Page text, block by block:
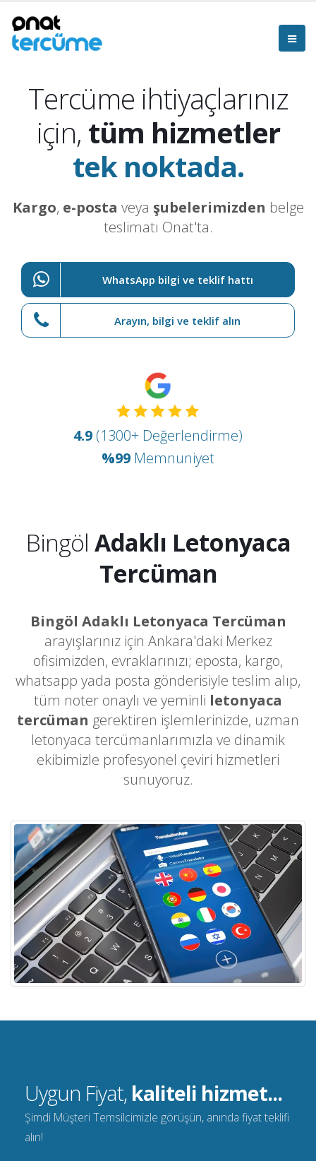
Tercüme ihtiyaçlarınız
için, tüm hizmetler
tek noktada.
Kargo, e-posta veya şubelerimizden belge
teslimatı Onat'ta.
WhatsApp bilgi ve teklif hattı
Arayın, bilgi ve teklif alın
4.9 (1300+ Değerlendirme)
%99 Memnuniyet
Bingöl Adaklı Letonyaca
Tercüman
Bingöl Adaklı Letonyaca Tercüman
arayışlarınız için Ankara'daki Merkez
ofisimizden, evraklarınızı; eposta, kargo,
whatsapp yada posta gönderisiyle teslim alıp,
tüm noter onaylı ve yeminli letonyaca
tercüman gerektiren işlemlerinizde, uzman
letonyaca tercümanlarımızla ve dinamik
ekibimizle profesyonel çeviri hizmetleri
sunuyoruz.
Uygun Fiyat, kaliteli hizmet...
Şimdi Müşteri Temsilcimizle görüşün, anında fiyat teklifi
alın!